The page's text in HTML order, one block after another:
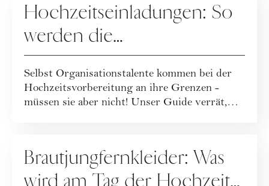
Hochzeitseinladungen: So
werden die
Einladungskarten für deine
Hochzeit ein Hit
Selbst Organisationstalente kommen bei der
Hochzeitsvorbereitung an ihre Grenzen -
müssen sie aber nicht! Unser Guide verrät,
Brautjungfernkleider: Was